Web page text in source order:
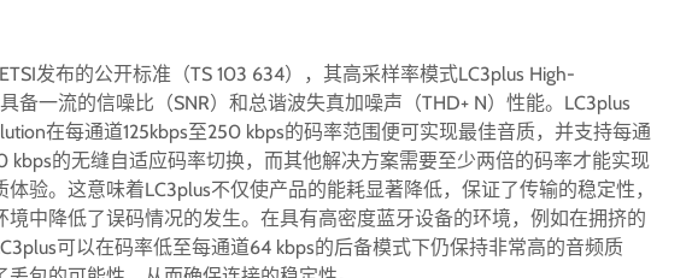
发布的公开标准（TS 103 634），其高采样率模式LC3plus High-
备一流的信噪比（SNR）和总谐波失真加噪声（THD+ N）性能。LC3plus
在每通道125kbps至250 kbps的码率范围便可实现最佳音质，并支持每通
kbps的无缝自适应码率切换，而其他解决方案需要至少两倍的码率才能实现
体验。这意味着LC3plus不仅使产品的能耗显著降低，保证了传输的稳定性，
境中降低了误码情况的发生。在具有高密度蓝牙设备的环境，例如在拥挤的
可以在码率低至每通道64 kbps的后备模式下仍保持非常高的音频质